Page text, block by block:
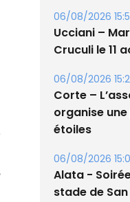
septembre
06/08/2026
Cruculi le 11
06/08/2026
Corte –
étoiles
06/08/2026